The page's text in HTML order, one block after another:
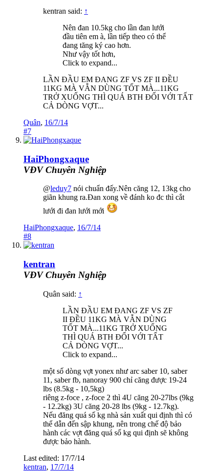
kentran said: ↑
Nên đan 10.5kg cho lần đan lưới
đầu tiên em à, lần tiếp theo có thể
đang tăng ký cao hơn.
Như vậy tốt hơn,
Click to expand...
LẦN ĐẦU EM ĐANG ZF VS ZF II ĐỀU
11KG MÀ VẪN DÙNG TỐT MÀ...11KG
TRỞ XUỐNG THÌ QUÁ BTH ĐỐI VỚI TẤT
CẢ DÒNG VỢT...
Quân, 16/7/14
#7
HaiPhongxaque
VĐV Chuyên Nghiệp
@leduy7 nói chuẩn đấy.Nên căng 12, 13kg cho
giãn khung ra.Đan xong về đánh ko đc thì cắt
lưới đi đan lưới mới
HaiPhongxaque, 16/7/14
#8
kentran
VĐV Chuyên Nghiệp
Quân said: ↑
LẦN ĐẦU EM ĐANG ZF VS ZF
II ĐỀU 11KG MÀ VẪN DÙNG
TỐT MÀ...11KG TRỞ XUỐNG
THÌ QUÁ BTH ĐỐI VỚI TẤT
CẢ DÒNG VỢT...
Click to expand...
một số dòng vợt yonex như arc saber 10, saber
11, saber fb, nanoray 900 chỉ căng được 19-24
lbs (8.5kg - 10,5kg)
riêng z-foce , z-foce 2 thì 4U căng 20-27lbs (9kg
- 12.2kg) 3U căng 20-28 lbs (9kg - 12.7kg).
Nếu đăng quá số kg nhà sản xuất qui định thì có
thể dẫn đến sập khung, nên trong chế độ bảo
hành các vợt đăng quá số kg qui định sẽ không
được bảo hành.
Last edited: 17/7/14
kentran, 17/7/14